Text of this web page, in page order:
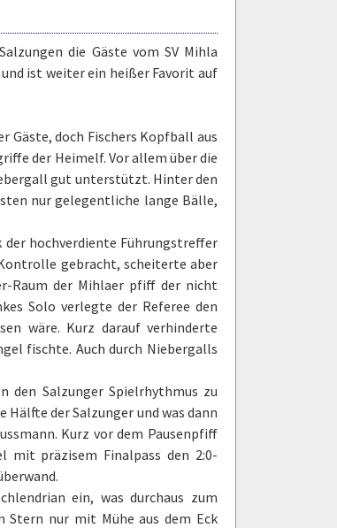
die Gäste vom SV Mihla
ist weiter ein heißer Favorit auf
Gäste, doch Fischers Kopfball aus
der Heimelf. Vor allem über die
gut unterstützt. Hinter den
nur gelegentliche lange Bälle,
der hochverdiente Führungstreffer
gebracht, scheiterte aber
Raum der Mihlaer pfiff der nicht
Solo verlegte der Referee den
wäre. Kurz darauf verhinderte
fischte. Auch durch Niebergalls
den Salzunger Spielrhythmus zu
der Salzunger und was dann
Kurz vor dem Pausenpfiff
mit präzisem Finalpass den 2:0-
ein, was durchaus zum
Stern nur mit Mühe aus dem Eck